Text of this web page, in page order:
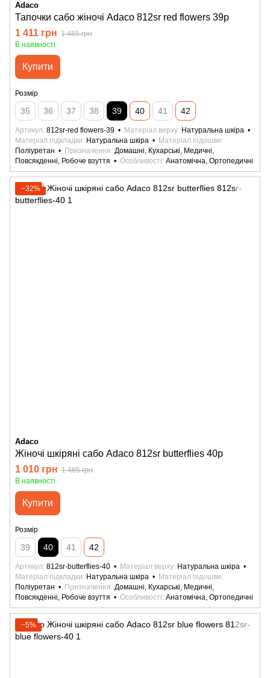
Adaco
Тапочки сабо жіночі Adaco 812sr red flowers 39р
1 411 грн 1 485 грн
В наявності
Купити
Розмір
35 36 37 38 39 40 41 42
Артикул 812sr-red flowers-39 Матеріал верху Натуральна шкіра
Матеріал підкладки
Натуральна шкіра
Матеріал підошви
Поліуретан
Призначення Домашні, Кухарські, Медичні,
Повсякденні, Робоче взуття
Особливості Анатомічна, Ортопедичні
−32%
Adaco
Жіночі шкіряні сабо Adaco 812sr butterflies 40р
1 010 грн 1 485 грн
В наявності
Купити
Розмір
39 40 41 42
Артикул 812sr-butterflies-40 Матеріал верху Натуральна шкіра
Матеріал підкладки
Натуральна шкіра
Матеріал підошви
Поліуретан
Призначення Домашні, Кухарські, Медичні,
Повсякденні, Робоче взуття
Особливості Анатомічна, Ортопедичні
−5%